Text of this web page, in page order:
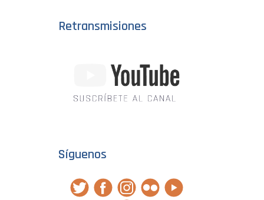
Retransmisiones
Síguenos